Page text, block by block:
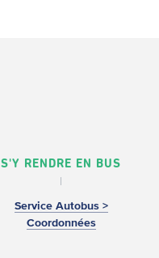
S'Y RENDRE EN BUS
Service Autobus >
Coordonnées